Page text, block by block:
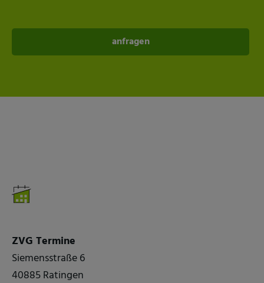
ZVG Termine
Siemensstraße 6
40885 Ratingen